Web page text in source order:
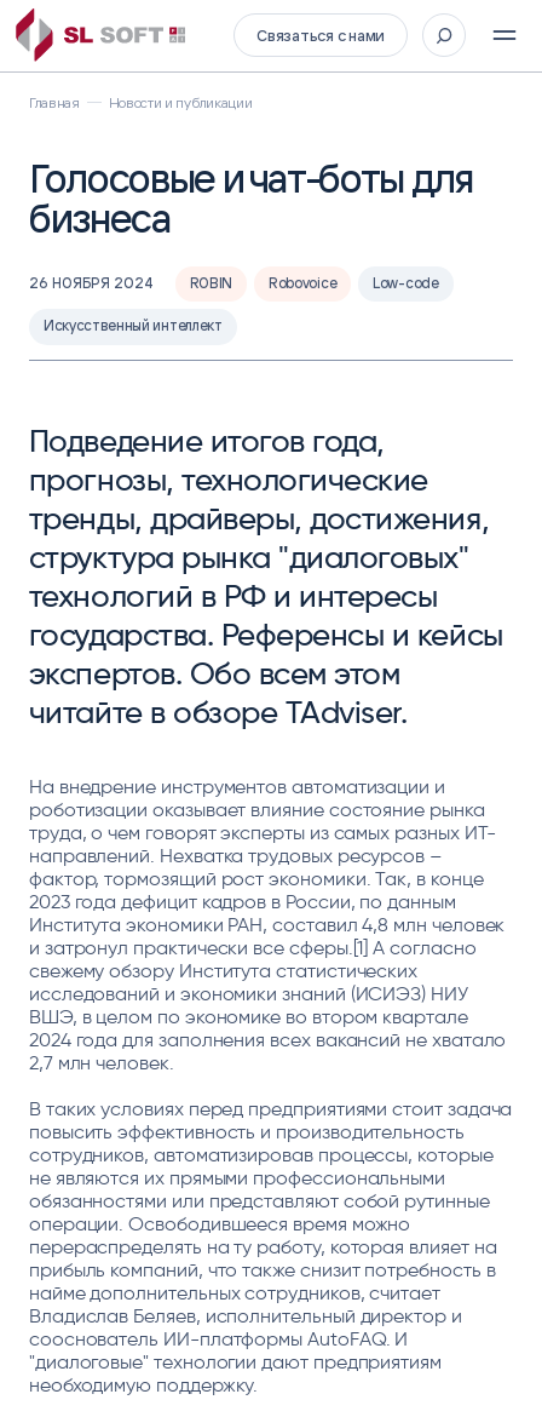
Связаться с нами
Главная Новости и публикации
Голосовые и чат-боты для
бизнеса
26 НОЯБРЯ 2024 ROBIN Robovoice Low-code
Искусственный интеллект
Подведение итогов года,
прогнозы, технологические
тренды, драйверы, достижения,
структура рынка "диалоговых"
технологий в РФ и интересы
государства. Референсы и кейсы
экспертов. Обо всем этом
читайте в обзоре TAdviser.
На внедрение инструментов автоматизации и
роботизации оказывает влияние состояние рынка
труда, о чем говорят эксперты из самых разных ИТ-
направлений. Нехватка трудовых ресурсов –
фактор, тормозящий рост экономики. Так, в конце
2023 года дефицит кадров в России, по данным
Института экономики РАН, составил 4,8 млн человек
и затронул практически все сферы.[1] А согласно
свежему обзору Института статистических
исследований и экономики знаний (ИСИЭЗ) НИУ
ВШЭ, в целом по экономике во втором квартале
2024 года для заполнения всех вакансий не хватало
2,7 млн человек.
В таких условиях перед предприятиями стоит задача
повысить эффективность и производительность
сотрудников, автоматизировав процессы, которые
не являются их прямыми профессиональными
обязанностями или представляют собой рутинные
операции. Освободившееся время можно
перераспределять на ту работу, которая влияет на
прибыль компаний, что также снизит потребность в
найме дополнительных сотрудников, считает
Владислав Беляев, исполнительный директор и
сооснователь ИИ-платформы AutoFAQ. И
"диалоговые" технологии дают предприятиям
необходимую поддержку.